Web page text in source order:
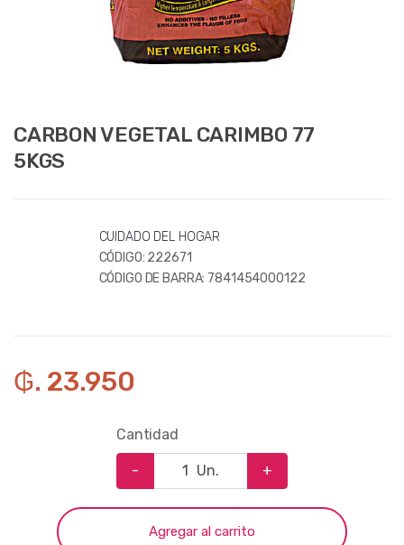
CARBON VEGETAL CARIMBO 77
5KGS
CUIDADO DEL HOGAR
CÓDIGO: 222671
CÓDIGO DE BARRA: 7841454000122
₲. 23.950
Cantidad
- Un. +
Agregar al carrito